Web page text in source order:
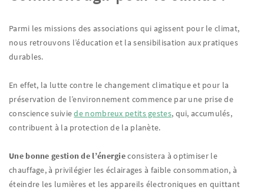
Parmi les missions des associations qui agissent pour le climat,
nous retrouvons l’éducation et la sensibilisation aux pratiques
durables.
En effet, la lutte contre le changement climatique et pour la
préservation de l’environnement commence par une prise de
conscience suiviede nombreux petits gestes, qui, accumulés,
contribuent à la protection de la planète.
Une bonne gestion de l’énergieconsistera à optimiser le
chauffage, à privilégier les éclairages à faible consommation, à
éteindre les lumières et les appareils électroniques en quittant